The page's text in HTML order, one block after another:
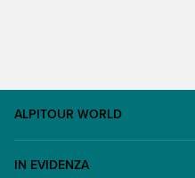
ALPITOUR WORLD
AWARD
IN EVIDENZA